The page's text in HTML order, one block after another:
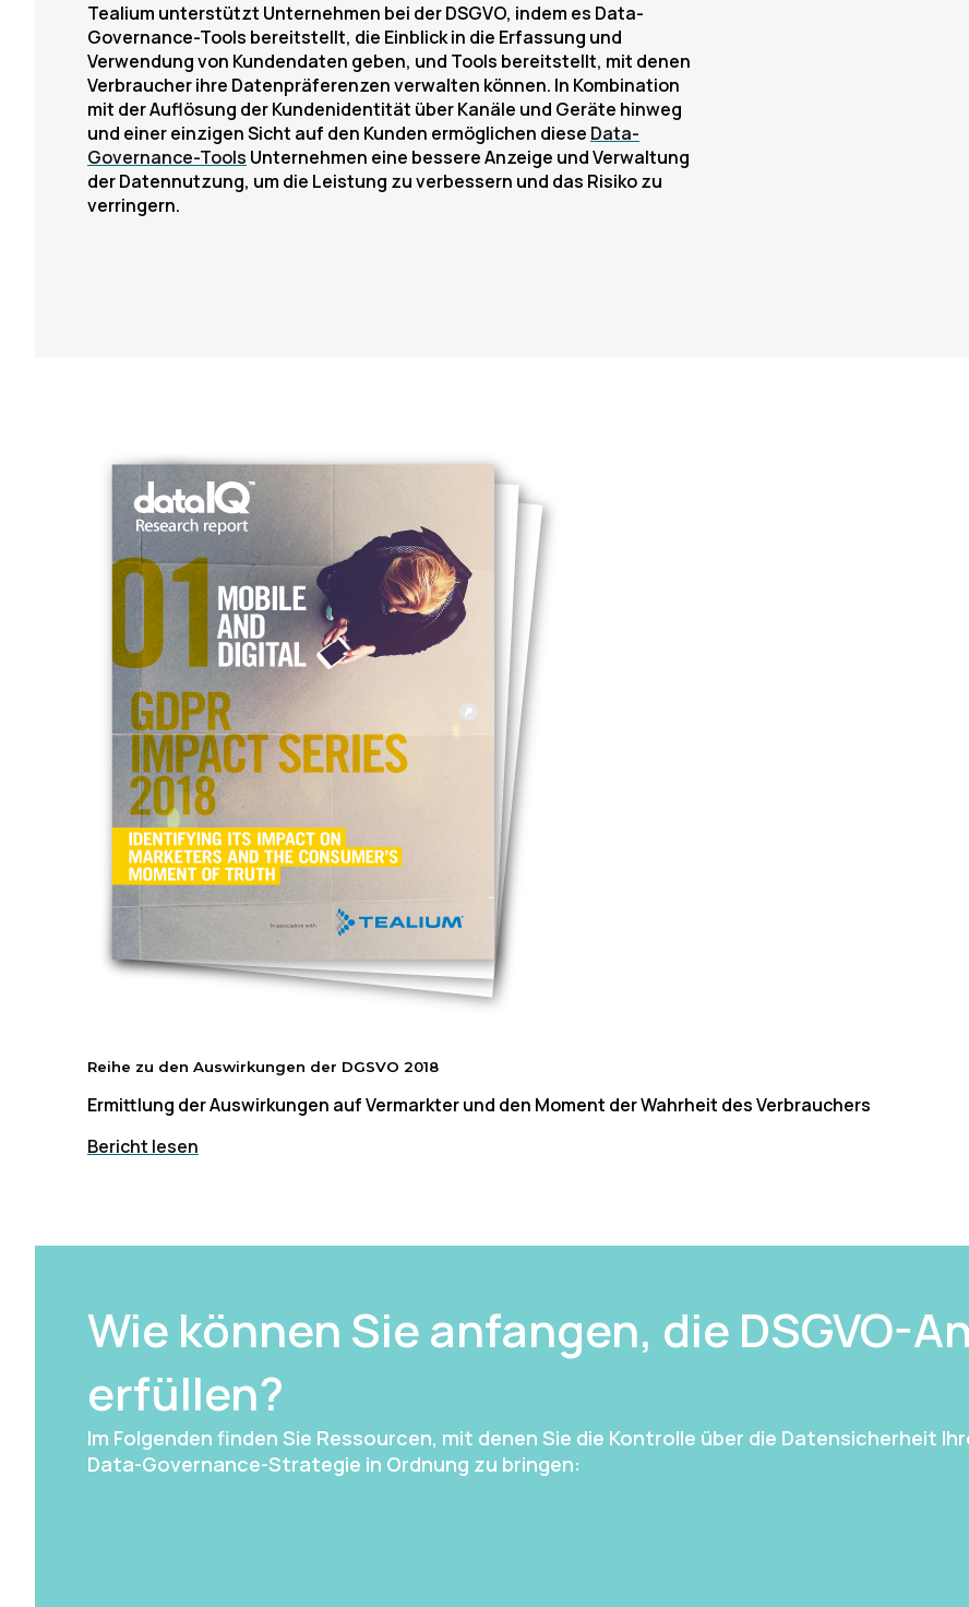
Tealium unterstützt Unternehmen bei der DSGVO, indem es Data-
Governance-Tools bereitstellt, die Einblick in die Erfassung und
Verwendung von Kundendaten geben, und Tools bereitstellt, mit denen
Verbraucher ihre Datenpräferenzen verwalten können. In Kombination
mit der Auflösung der Kundenidentität über Kanäle und Geräte hinweg
und einer einzigen Sicht auf den Kunden ermöglichen diese Data-
Governance-Tools Unternehmen eine bessere Anzeige und Verwaltung
der Datennutzung, um die Leistung zu verbessern und das Risiko zu
verringern.
Reihe zu den Auswirkungen der DGSVO 2018
Ermittlung der Auswirkungen auf Vermarkter und den Moment der Wahrheit des Verbrauchers
Bericht lesen
Wie können Sie anfangen, die DSGVO-
erfüllen?
Im Folgenden finden Sie Ressourcen, mit denen Sie die Kontrolle über die Datensicherheit
Data-Governance-Strategie in Ordnung zu bringen: